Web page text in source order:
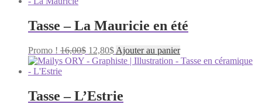
Tasse – La Mauricie en été
Promo ! 16,00$ Le
prix
16,00$.
12,80$Le
prix
12,80$.
Ajouter au panier
Tasse – L’Estrie